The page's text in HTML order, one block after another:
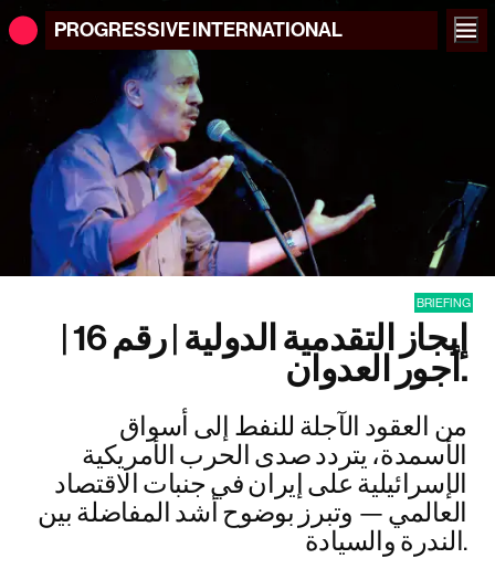
PROGRESSIVEINTERNATIONAL
BRIEFING
إيجاز التقدمية الدولية | رقم 16 |
أجور العدوان.
من العقود الآجلة للنفط إلى أسواق
الأسمدة، يتردد صدى الحرب الأمريكية
الإسرائيلية على إيران في جنبات الاقتصاد
العالمي — وتبرز بوضوح أشد المفاضلة بين
الندرة والسيادة.